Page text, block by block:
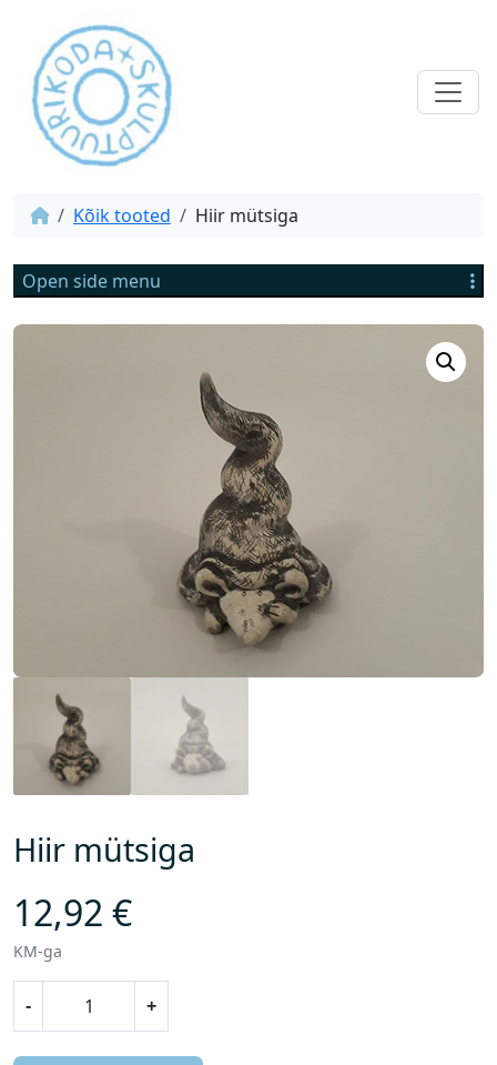
Kõik tooted Hiir mütsiga
Open side menu
Hiir mütsiga
12,92 €
KM-ga
- +